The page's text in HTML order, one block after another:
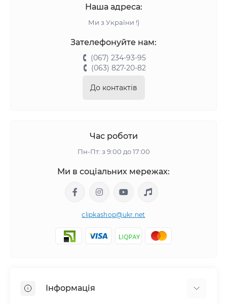
Наша адреса:
Ми з України !)
Зателефонуйте нам:
(067) 234-93-95
(063) 827-20-82
До контактів
Час роботи
Пн-Пт: з 9:00 до 17:00
Ми в соціальних мережах:
clipkashop@ukr.net
Інформація